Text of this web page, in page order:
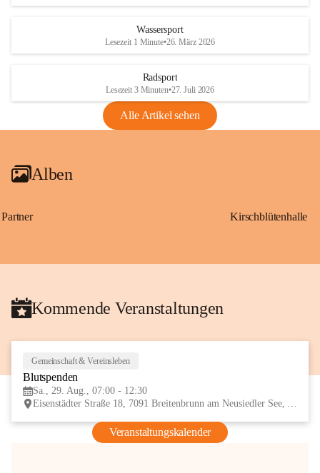
Anhang VBl. EU Nr. 18
1 Seite•1,4 MB
VBl. EU Nr. 18_2026
Wassersport
Lesezeit 1 Minute•26. März 2026
Radsport
Lesezeit 3 Minuten•27. Juli 2026
Alle Artikel sehen
Alben
Partner Kirschblütenhalle
Kommende Veranstaltungen
Gemeinschaft & Vereinsleben
Blutspenden
Sa., 29. Aug., 07:00 - 12:30
Eisenstädter Straße 18, 7091 Breitenbrunn am Neusiedler See, AUT
Veranstaltungskalender